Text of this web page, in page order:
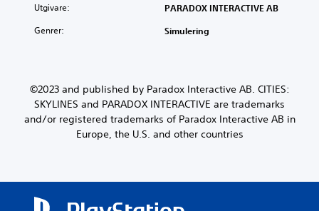
Utgivare: PARADOX INTERACTIVE AB
Genrer: Simulering
©2023 and published by Paradox Interactive AB. CITIES:
SKYLINES and PARADOX INTERACTIVE are trademarks
and/or registered trademarks of Paradox Interactive AB in
Europe, the U.S. and other countries